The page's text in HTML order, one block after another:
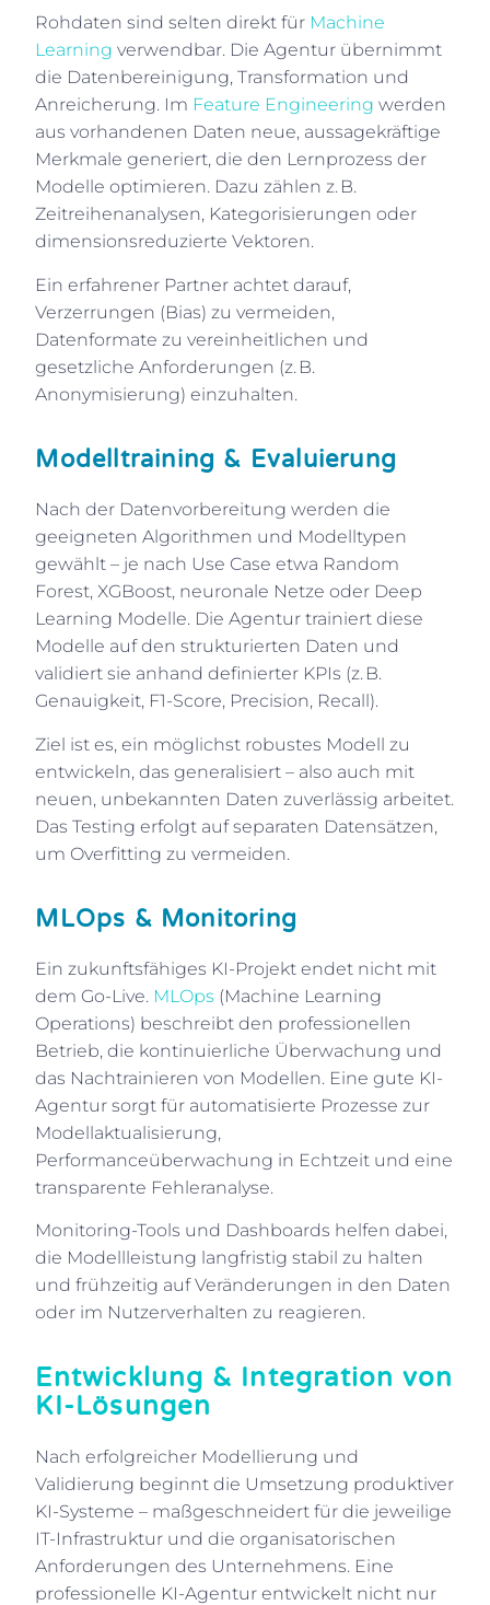
Rohdaten sind selten direkt für Machine
Learning verwendbar. Die Agentur übernimmt
die Datenbereinigung, Transformation und
Anreicherung. Im Feature Engineering werden
aus vorhandenen Daten neue, aussagekräftige
Merkmale generiert, die den Lernprozess der
Modelle optimieren. Dazu zählen z. B.
Zeitreihenanalysen, Kategorisierungen oder
dimensionsreduzierte Vektoren.
Ein erfahrener Partner achtet darauf,
Verzerrungen (Bias) zu vermeiden,
Datenformate zu vereinheitlichen und
gesetzliche Anforderungen (z. B.
Anonymisierung) einzuhalten.
Modelltraining & Evaluierung
Nach der Datenvorbereitung werden die
geeigneten Algorithmen und Modelltypen
gewählt – je nach Use Case etwa Random
Forest, XGBoost, neuronale Netze oder Deep
Learning Modelle. Die Agentur trainiert diese
Modelle auf den strukturierten Daten und
validiert sie anhand definierter KPIs (z. B.
Genauigkeit, F1-Score, Precision, Recall).
Ziel ist es, ein möglichst robustes Modell zu
entwickeln, das generalisiert – also auch mit
neuen, unbekannten Daten zuverlässig arbeitet.
Das Testing erfolgt auf separaten Datensätzen,
um Overfitting zu vermeiden.
MLOps & Monitoring
Ein zukunftsfähiges KI-Projekt endet nicht mit
dem Go-Live. MLOps (Machine Learning
Operations) beschreibt den professionellen
Betrieb, die kontinuierliche Überwachung und
das Nachtrainieren von Modellen. Eine gute KI-
Agentur sorgt für automatisierte Prozesse zur
Modellaktualisierung,
Performanceüberwachung in Echtzeit und eine
transparente Fehleranalyse.
Monitoring-Tools und Dashboards helfen dabei,
die Modellleistung langfristig stabil zu halten
und frühzeitig auf Veränderungen in den Daten
oder im Nutzerverhalten zu reagieren.
Entwicklung & Integration von
KI-Lösungen
Nach erfolgreicher Modellierung und
Validierung beginnt die Umsetzung produktiver
KI-Systeme – maßgeschneidert für die jeweilige
IT-Infrastruktur und die organisatorischen
Anforderungen des Unternehmens. Eine
professionelle KI-Agentur entwickelt nicht nur